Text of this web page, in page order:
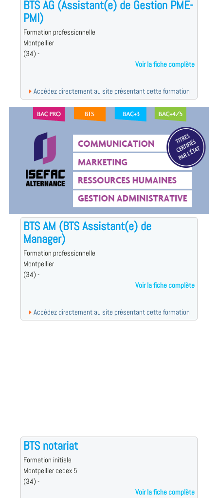
BTS AG (Assistant(e) de Gestion PME-
PMI)
Formation professionnelle
Montpellier
(34) -
Voir la fiche complète
Accédez directement au site présentant cette formation
BTS AM (BTS Assistant(e) de
Manager)
Formation professionnelle
Montpellier
(34) -
Voir la fiche complète
Accédez directement au site présentant cette formation
BTS notariat
Formation initiale
Montpellier cedex 5
(34) -
Voir la fiche complète